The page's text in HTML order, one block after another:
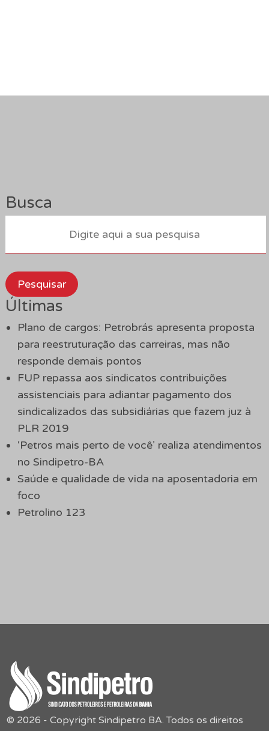
Busca
Pesquisar
Últimas
Plano de cargos: Petrobrás apresenta proposta
para reestruturação das carreiras, mas não
responde demais pontos
FUP repassa aos sindicatos contribuições
assistenciais para adiantar pagamento dos
sindicalizados das subsidiárias que fazem juz à
PLR 2019
‘Petros mais perto de você’ realiza atendimentos
no Sindipetro-BA
Saúde e qualidade de vida na aposentadoria em
foco
Petrolino 123
© 2026 - Copyright Sindipetro BA. Todos os direitos